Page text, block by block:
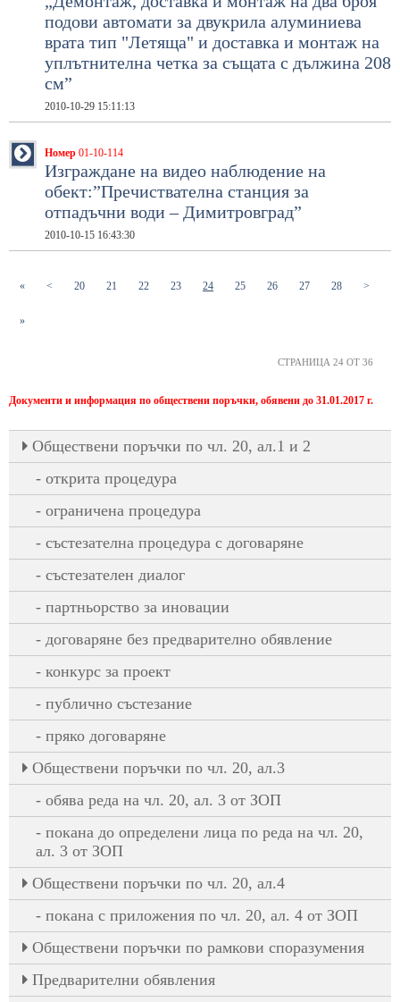
подови автомати за двукрила алуминиева
врата тип "Летяща" и доставка и монтаж на
уплътнителна четка за същата с дължина 208
см”
2010-10-29 15:11:13
Номер 01-10-114
Изграждане на видео наблюдение на
обект:”Пречиствателна станция за
отпадъчни води – Димитровград”
2010-10-15 16:43:30
« < 20(current)
21 (current)
22(current)
23(current)
24(current)
25(current)
26(current)
27(current)
28(current)
>
»
СТРАНИЦА 24 ОТ 36
Документи и информация по обществени поръчки, обявени до 31.01.2017 г.
Oбществени поръчки по чл. 20, ал.1 и 2
открита процедура
ограничена процедура
състезателна процедура с договаряне
състезателен диалог
партньорство за иновации
договаряне без предварително обявление
конкурс за проект
публично състезание
пряко договаряне
Oбществени поръчки по чл. 20, ал.3
обява реда на чл. 20, ал. 3 от ЗОП
покана до определени лица по реда на чл. 20,
ал. 3 от ЗОП
Oбществени поръчки по чл. 20, ал.4
покана с приложения по чл. 20, ал. 4 от ЗОП
Обществени поръчки по рамкови споразумения
Предварителни обявления